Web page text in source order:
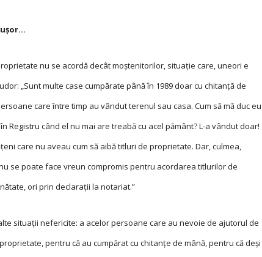
nu se acordă decât moștenitorilor, situaţie care, uneori e
„Sunt multe case cumpărate până în 1989 doar cu chitanţă de
care între timp au vândut terenul sau casa. Cum să mă duc eu
Registru când el nu mai are treabă cu acel pământ? L-a vândut doar!
care nu aveau cum să aibă titluri de proprietate. Dar, culmea,
se poate face vreun compromis pentru acordarea titlurilor de
ori prin declaraţii la notariat.”
situaţii nefericite: a acelor persoane care au nevoie de ajutorul de
pentru că au cumpărat cu chitanţe de mână, pentru că deși